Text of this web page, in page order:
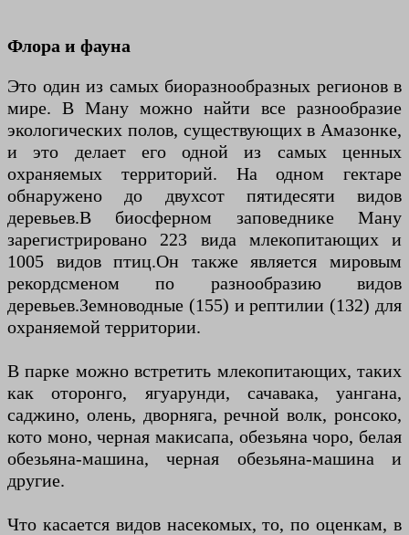
Флора и фауна
Это один из самых биоразнообразных регионов в
мире. В Ману можно найти все разнообразие
экологических полов, существующих в Амазонке,
и это делает его одной из самых ценных
охраняемых территорий. На одном гектаре
обнаружено до двухсот пятидесяти видов
деревьев.В биосферном заповеднике Ману
зарегистрировано 223 вида млекопитающих и
1005 видов птиц.Он также является мировым
рекордсменом по разнообразию видов
деревьев.Земноводные (155) и рептилии (132) для
охраняемой территории.​
В парке можно встретить млекопитающих, таких
как оторонго, ягуарунди, сачавака, уангана,
саджино, олень, дворняга, речной волк, ронсоко,
кото моно, черная макисапа, обезьяна чоро, белая
обезьяна-машина, черная обезьяна-машина и
другие.
Что касается видов насекомых, то, по оценкам, в